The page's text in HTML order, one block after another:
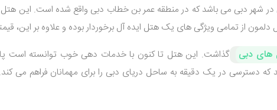
3 ستاره لوکس در شهر دبی می باشد که در منطقه عمر بن خطاب دبی واقع شده است. این
از تمامی ویژگی های یک هتل ایده آل برخوردار بوده و علاوه بر این،
های دبی
گذاشت. این هتل تا کنون با خدمات دهی خوب توانسته است پا
دسترسی در یک دقیقه به ساحل دریای دبی را برای مهمانان فراهم می